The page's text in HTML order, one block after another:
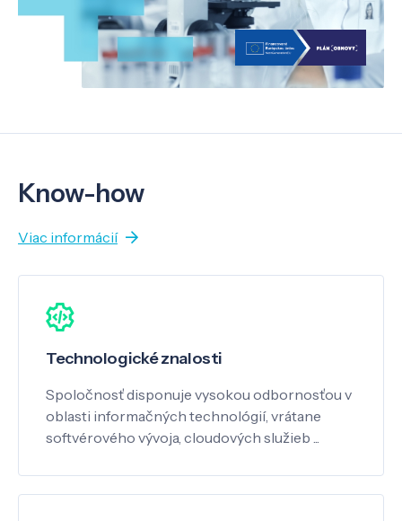
Know-how
Viac informácií
Technologické znalosti
Spoločnosť disponuje vysokou odbornosťou v
oblasti informačných technológií, vrátane
softvérového vývoja, cloudových služieb ...